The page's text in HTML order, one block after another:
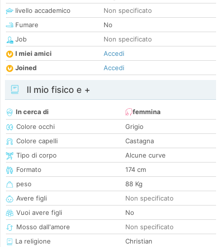
livello accademico
Non specificato
Fumare
No
Job
Non specificato
I miei amici
Accedi
Joined
Accedi
Il mio fisico e +
In cerca di
femmina
Colore occhi
Grigio
Colore capelli
Castagna
Tipo di corpo
Alcune curve
Formato
174 cm
peso
88 Kg
Avere figli
Non specificato
Vuoi avere figli
No
Mosso dall'amore
Non specificato
La religione
Christian